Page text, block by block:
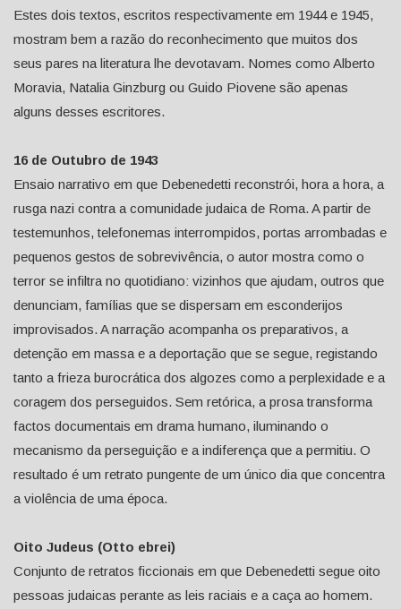
Estes dois textos, escritos respectivamente em 1944 e 1945,
mostram bem a razão do reconhecimento que muitos dos
seus pares na literatura lhe devotavam. Nomes como Alberto
Moravia, Natalia Ginzburg ou Guido Piovene são apenas
alguns desses escritores.
16 de Outubro de 1943
Ensaio narrativo em que Debenedetti reconstrói, hora a hora, a
rusga nazi contra a comunidade judaica de Roma. A partir de
testemunhos, telefonemas interrompidos, portas arrombadas e
pequenos gestos de sobrevivência, o autor mostra como o
terror se infiltra no quotidiano: vizinhos que ajudam, outros que
denunciam, famílias que se dispersam em esconderijos
improvisados. A narração acompanha os preparativos, a
detenção em massa e a deportação que se segue, registando
tanto a frieza burocrática dos algozes como a perplexidade e a
coragem dos perseguidos. Sem retórica, a prosa transforma
factos documentais em drama humano, iluminando o
mecanismo da perseguição e a indiferença que a permitiu. O
resultado é um retrato pungente de um único dia que concentra
a violência de uma época.
Oito Judeus (Otto ebrei)
Conjunto de retratos ficcionais em que Debenedetti segue oito
pessoas judaicas perante as leis raciais e a caça ao homem.